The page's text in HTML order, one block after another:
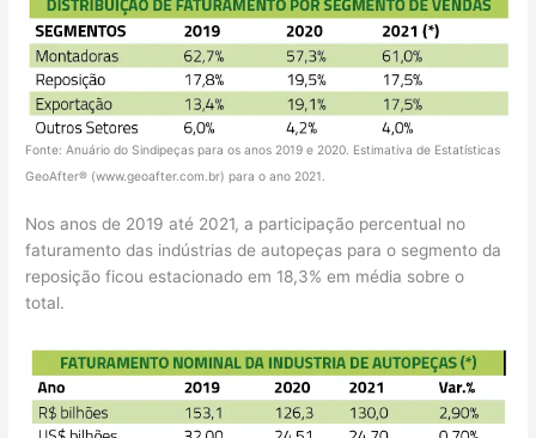
Fonte: Anuário do Sindipeças para os anos 2019 e 2020. Estimativa de Estatísticas
GeoAfter® (www.geoafter.com.br) para o ano 2021.
Nos anos de 2019 até 2021, a participação percentual no
faturamento das indústrias de autopeças para o segmento da
reposição ficou estacionado em 18,3% em média sobre o
total.